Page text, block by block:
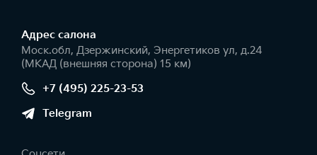
Адрес салонa
Моск.обл, Дзержинский, Энергетиков ул, д.24
(МКАД (внешняя сторона) 15 км)
+7 (495) 225-23-53
Telegram